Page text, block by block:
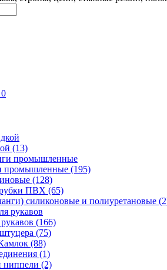
0
(13)
промышленные (195)
(128)
ПВХ (65)
силиконовые и полиуретановые
(166)
(75)
(88)
(1)
ниппели (2)